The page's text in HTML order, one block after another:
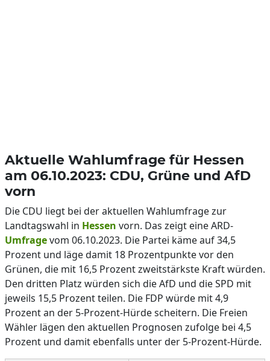
Aktuelle Wahlumfrage für Hessen
am 06.10.2023: CDU, Grüne und AfD
vorn
Die CDU liegt bei der aktuellen Wahlumfrage zur
Landtagswahl in Hessen vorn. Das zeigt eine ARD-
Umfragevom 06.10.2023. Die Partei käme auf 34,5
Prozent und läge damit 18 Prozentpunkte vor den
Grünen, die mit 16,5 Prozent zweitstärkste Kraft würden.
Den dritten Platz würden sich die AfD und die SPD mit
jeweils 15,5 Prozent teilen. Die FDP würde mit 4,9
Prozent an der 5-Prozent-Hürde scheitern. Die Freien
Wähler lägen den aktuellen Prognosen zufolge bei 4,5
Prozent und damit ebenfalls unter der 5-Prozent-Hürde.